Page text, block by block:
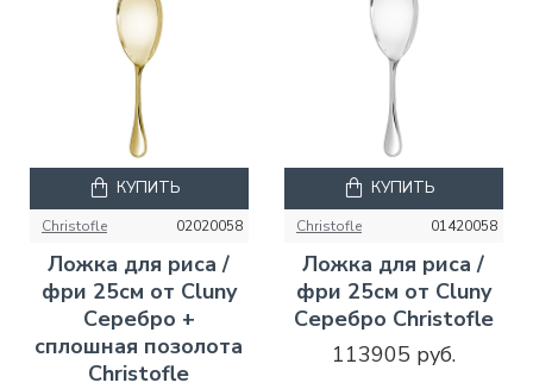
Christofle 02020058
Ложка для риса /
фри 25см от Cluny
Серебро +
сплошная позолота
Christofle
КУПИТЬ
Christofle 01420058
Ложка для риса /
фри 25см от Cluny
Серебро Christofle
113905 руб.
КУПИТЬ